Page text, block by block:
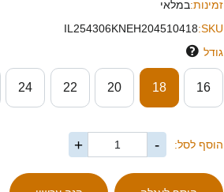
זמינות:במלאי
SKU:
IL254306KNEH204510418
גודל
16
18
20
22
24
הוסף לסל: -
+